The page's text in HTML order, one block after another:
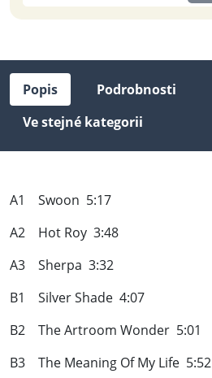
Popis
Podrobnosti
Ve stejné kategorii
A1 Swoon 5:17
A2 Hot Roy 3:48
A3 Sherpa 3:32
B1 Silver Shade 4:07
B2 The Artroom Wonder 5:01
B3 The Meaning Of My Life 5:52